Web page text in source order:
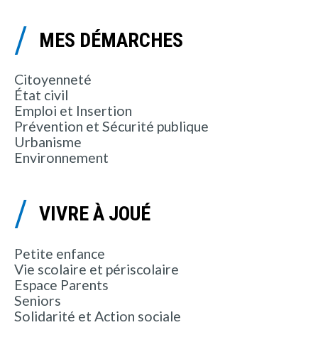
MES DÉMARCHES
Citoyenneté
État civil
Emploi et Insertion
Prévention et Sécurité publique
Urbanisme
Environnement
VIVRE À JOUÉ
Petite enfance
Vie scolaire et périscolaire
Espace Parents
Seniors
Solidarité et Action sociale